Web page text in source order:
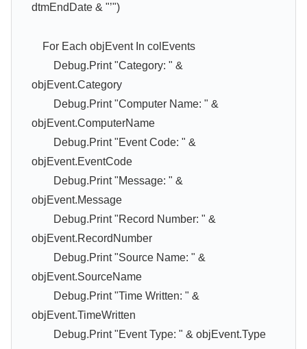
dtmEndDate & "’")
For Each objEvent In colEvents
Debug.Print "Category: " &
objEvent.Category
Debug.Print "Computer Name: " &
objEvent.ComputerName
Debug.Print "Event Code: " &
objEvent.EventCode
Debug.Print "Message: " &
objEvent.Message
Debug.Print "Record Number: " &
objEvent.RecordNumber
Debug.Print "Source Name: " &
objEvent.SourceName
Debug.Print "Time Written: " &
objEvent.TimeWritten
Debug.Print "Event Type: " & objEvent.Type